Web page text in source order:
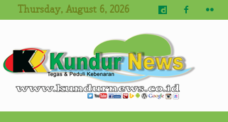
Thursday, August 6, 2026